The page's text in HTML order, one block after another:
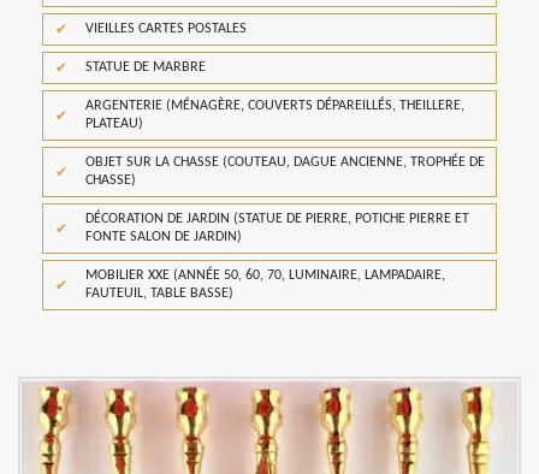
VIEILLES CARTES POSTALES
STATUE DE MARBRE
ARGENTERIE (MÉNAGÈRE, COUVERTS DÉPAREILLÉS, THEILLERE,
PLATEAU)
OBJET SUR LA CHASSE (COUTEAU, DAGUE ANCIENNE, TROPHÉE DE
CHASSE)
DÉCORATION DE JARDIN (STATUE DE PIERRE, POTICHE PIERRE ET
FONTE SALON DE JARDIN)
MOBILIER XXE (ANNÉE 50, 60, 70, LUMINAIRE, LAMPADAIRE,
FAUTEUIL, TABLE BASSE)